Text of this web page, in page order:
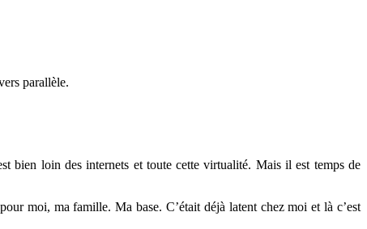
parallèle.
bien loin des internets et toute cette virtualité. Mais il est temps de
moi, ma famille. Ma base. C’était déjà latent chez moi et là c’est